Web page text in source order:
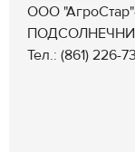
ООО
Тел.: (861) 226-